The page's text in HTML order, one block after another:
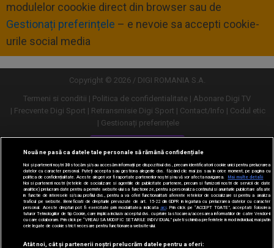
modulelor coookie direct din browser sau de
Gestionați preferințele – e nevoie sa accepti cookie-
urile social media
Copyright © 2026 / DIGI ROMANIA S.A.
Termeni si conditii
Politica de confidentialitate
Abonare Digi TV
Frecvente Digi Sport
Retransmisie Digi Sport Contact/Info
Codul etic
Gestionați preferințele
Versiune desktop
Nouă ne pasă ca datele tale personale să rămână confidențiale
Noi și partenerii noștri30stocăm și/sau accesăm informații pe dispozitivul dvs., precum identificatorii cookie unici pentru prelucrarea
datelor cu caracter personal. Puteți accepta sau gestiona alegerile dvs. făcând clic mai jos sau în orice moment, pe pagina cu
politica de confidențialitate. Aceste alegeri vor fi raportate partenerilor noștri și nu vă vor afecta navigarea.
Mai multe detalii
Noi si partenerii nostri (retelele de socializare si agentiile de publicitate partenere, precum si furnizorii nostri de servicii de date
analitice) prelucram date pentru a permite website-ului sa functioneze, pentru a personaliza continutul si anunturile publicitare afisate
in functie de interesele si/sau profilul dvs., pentru a va oferi functionalitati aferente retelelor de socializare si pentru a analiza
traficul pe website. Beneficiati de drepturile prevazute de art. 15-22 din GDPR in legatura cu prelucrarea datelor cu caracter
personal. Aceste drepturi pot fi exercitate prin modalitatea indicata aici. Prin click pe “ACCEPT TOATE”, acceptati folosirea
tuturor Tehnologiilor de tip Cookie, care implica inclusiv acceptul dvs. cu privire la stocarea/accesarea informatiilor de catre Vendor-ii
cu care colaboram. Prin click pe “VREAU SA MODIFIC SETARILE INDIVIDUAL” puteti schimba preferintele in mod individual, mai putin
cele legate de cookie strict necesare pentru functionarea website-ului.
Atât noi, cât și partenerii noștri prelucrăm datele pentru a oferi: